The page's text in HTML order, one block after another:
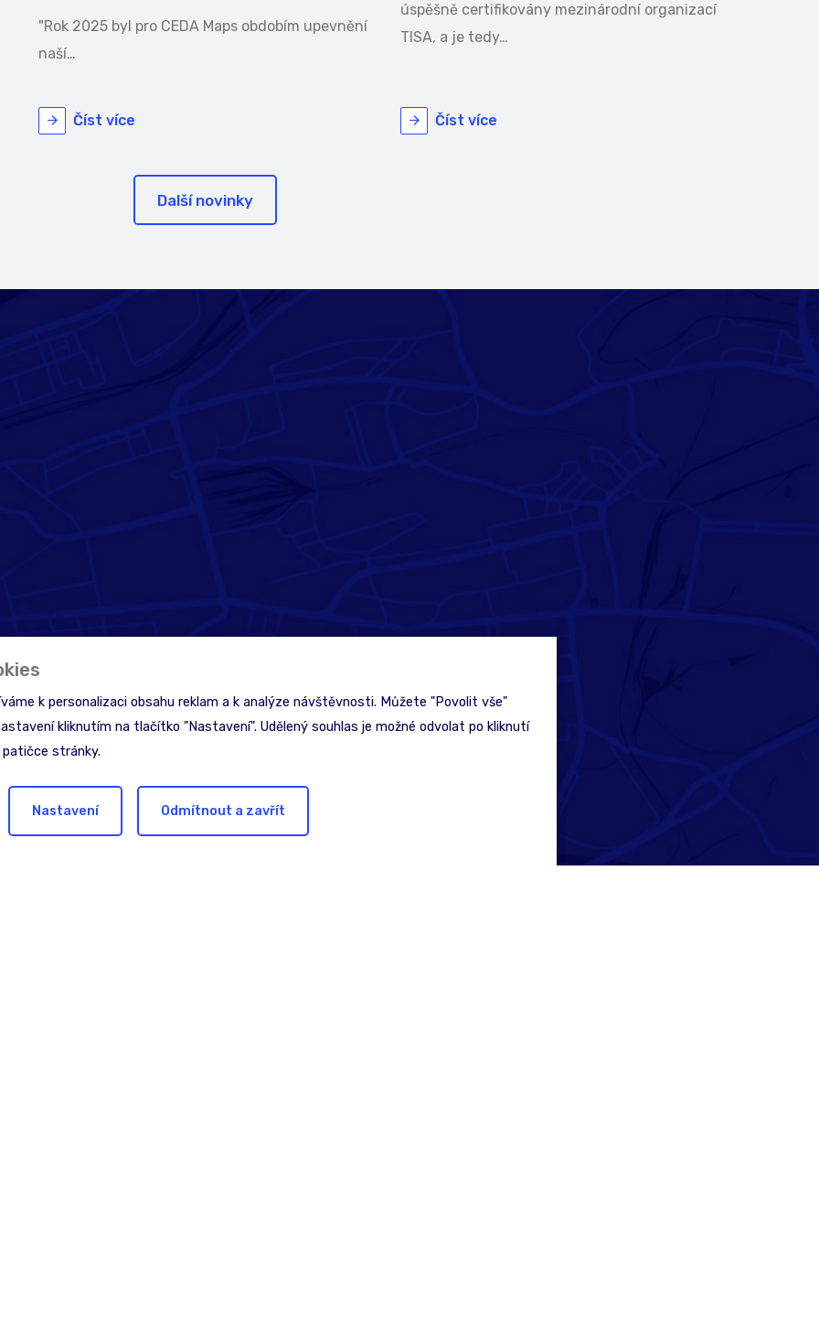
"Rok 2025 byl pro CEDA Maps obdobím upevnění
naší…
Číst více
úspěšně certifikovány mezinárodní organizací
TISA, a je tedy…
Číst více
Další novinky
k personalizaci obsahu reklam a k analýze návštěvnosti. Můžete "Povolit vše"
kliknutím na tlačítko "Nastavení". Udělený souhlas je možné odvolat po kliknutí
patičce stránky.
Nastavení Odmítnout a zavřít